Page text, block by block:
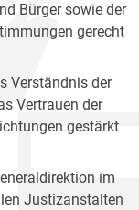
Bürger sowie der
gerecht
Verständnis der
Vertrauen der
gestärkt
im
Justizanstalten